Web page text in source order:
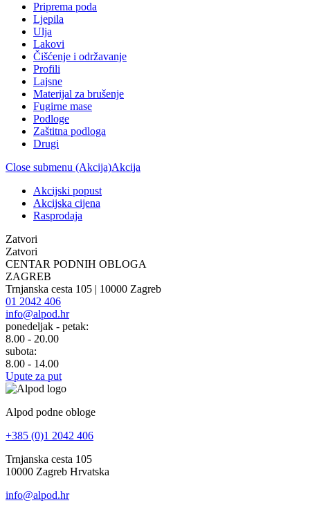
Priprema poda
Ljepila
Ulja
Lakovi
Čišćenje i održavanje
Profili
Lajsne
Materijal za brušenje
Fugirne mase
Podloge
Zaštitna podloga
Drugi
Close submenu (Akcija)Akcija
Akcijski popust
Akcijska cijena
Rasprodaja
Zatvori
Zatvori
CENTAR PODNIH OBLOGA
ZAGREB
Trnjanska cesta 105 | 10000 Zagreb
01 2042 406
info@alpod.hr
ponedeljak - petak:
8.00 - 20.00
subota:
8.00 - 14.00
Upute za put
Alpod podne obloge
+385 (0)1 2042 406
Trnjanska cesta 105
10000 Zagreb Hrvatska
info@alpod.hr